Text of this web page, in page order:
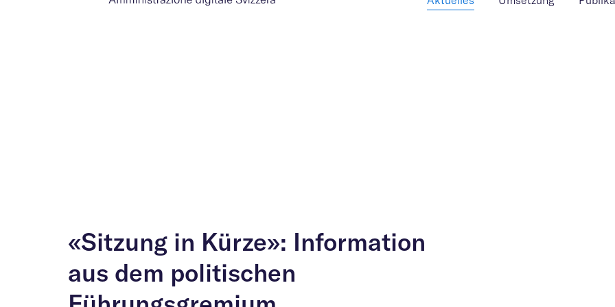
«Sitzung in Kürze»: Information
aus dem politischen